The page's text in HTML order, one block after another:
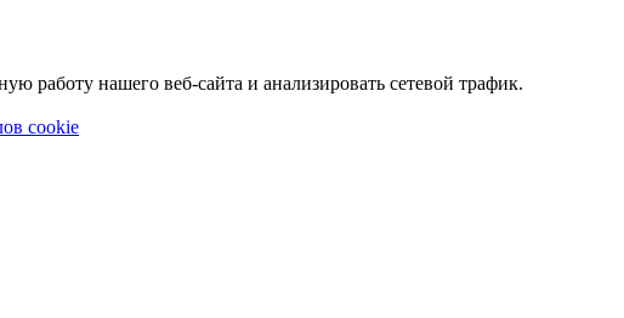
работу нашего веб-сайта и анализировать сетевой трафик.
cookie